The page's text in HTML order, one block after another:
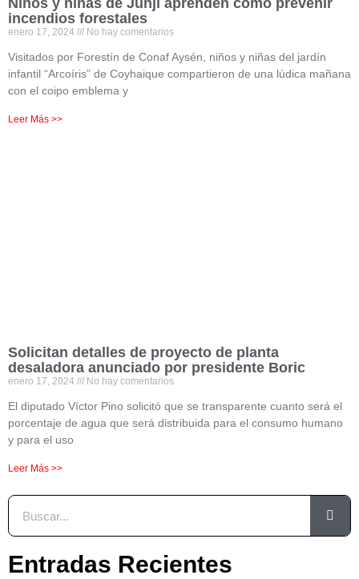
Niños y niñas de Junji aprenden cómo prevenir
incendios forestales
enero 17, 2024 No hay comentarios
Visitados por Forestín de Conaf Aysén, niños y niñas del jardín
infantil “Arcoíris” de Coyhaique compartieron de una lúdica mañana
con el coipo emblema y
Leer Más >>
Solicitan detalles de proyecto de planta
desaladora anunciado por presidente Boric
enero 17, 2024 No hay comentarios
El diputado Víctor Pino solicitó que se transparente cuanto será el
porcentaje de agua que será distribuida para el consumo humano
y para el uso
Leer Más >>
Entradas Recientes